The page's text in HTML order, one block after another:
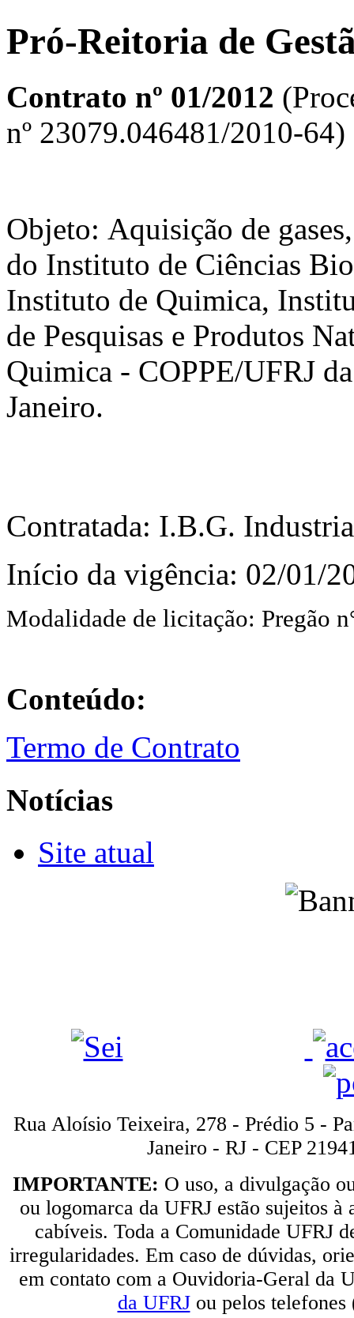
Pró-Reitoria de
Contrato nº 01/2012
nº 23079.046481/2010-64)
Objeto: Aquisição de
do Instituto de Ciências
Instituto de Quimica,
de Pesquisas e Produtos
Quimica - COPPE/UFRJ
Janeiro.
Contratada: I.B.G.
Início da vigência: 02/01/
Modalidade de licitação: Pregão
Conteúdo:
Termo de Contrato
Notícias
Site atual
Rua Aloísio Teixeira, 278 - Prédio 5 -
Janeiro - RJ - CEP
IMPORTANTE: O uso, a divulgação
ou logomarca da UFRJ estão sujeitos
cabíveis. Toda a Comunidade UFRJ
irregularidades. Em caso de dúvidas,
em contato com a Ouvidoria-Geral da
da UFRJou pelos telefones